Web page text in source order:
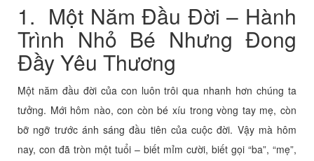
1. Một Năm Đầu Đời – Hành
Trình Nhỏ Bé Nhưng Đong
Đầy Yêu Thương
Một năm đầu đời của con luôn trôi qua nhanh hơn chúng ta
tưởng. Mới hôm nào, con còn bé xíu trong vòng tay mẹ, còn
bỡ ngỡ trước ánh sáng đầu tiên của cuộc đời. Vậy mà hôm
nay, con đã tròn một tuổi – biết mỉm cười, biết gọi “ba”, “mẹ”,